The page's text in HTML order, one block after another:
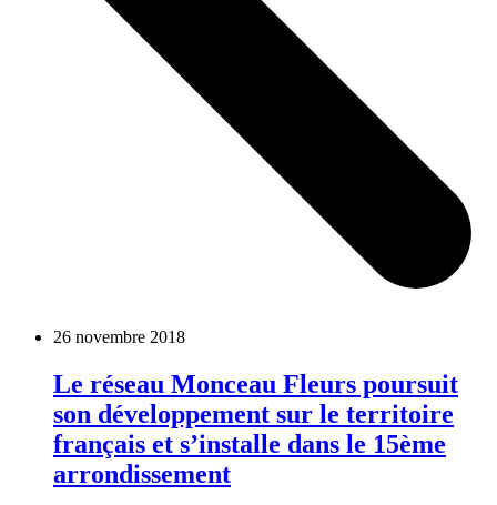
26 novembre 2018
Le réseau Monceau Fleurs poursuit
son développement sur le territoire
français et s’installe dans le 15ème
arrondissement